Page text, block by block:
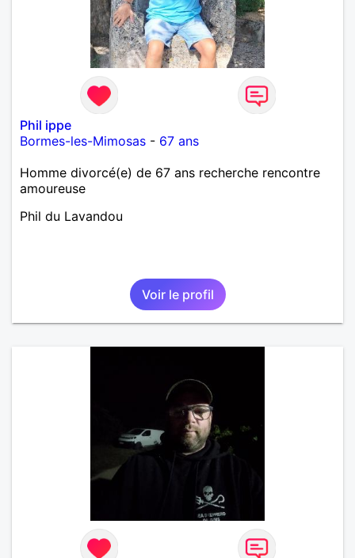
Phil ippe
Bormes-les-Mimosas - 67 ans
Homme divorcé(e) de 67 ans recherche rencontre
amoureuse
Phil du Lavandou
Voir le profil